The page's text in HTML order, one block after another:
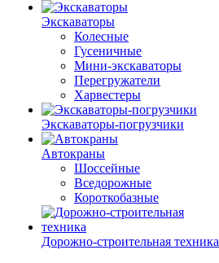
Экскаваторы
Колесные
Гусеничные
Мини-экскаваторы
Перегружатели
Харвестеры
Экскаваторы-погрузчики
Автокраны
Шоссейные
Вседорожные
Короткобазные
Дорожно-строительная техника